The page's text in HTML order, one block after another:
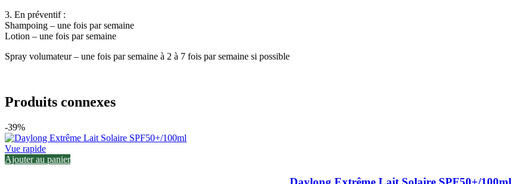
3. En préventif :
Shampoing – une fois par semaine
Lotion – une fois par semaine
Spray volumateur – une fois par semaine à 2 à 7 fois par semaine si possible
Produits connexes
-39%
Vue rapide
Ajouter au panier